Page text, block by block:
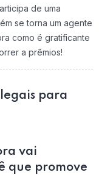
de uma
se torna um agente
como é gratificante
a prêmios!
para
vai
que promove